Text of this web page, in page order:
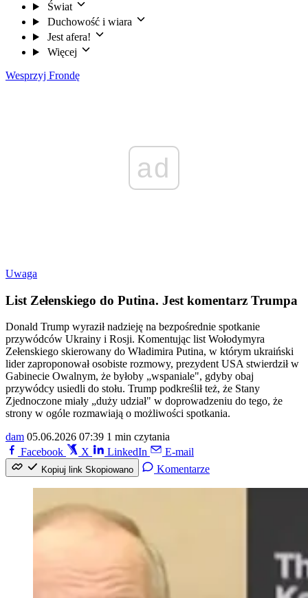
Świat
Duchowość i wiara
Jest afera!
Więcej
Wesprzyj Frondę
ad
Uwaga
List Zełenskiego do Putina. Jest komentarz Trumpa
Donald Trump wyraził nadzieję na bezpośrednie spotkanie
przywódców Ukrainy i Rosji. Komentując list Wołodymyra
Zełenskiego skierowany do Władimira Putina, w którym ukraiński
lider zaproponował osobiste rozmowy, prezydent USA stwierdził w
Gabinecie Owalnym, że byłoby „wspaniale", gdyby obaj
przywódcy usiedli do stołu. Trump podkreślił też, że Stany
Zjednoczone miały „duży udział" w doprowadzeniu do tego, że
strony w ogóle rozmawiają o możliwości spotkania.
dam 05.06.2026 07:39 1 min czytania
Facebook
X LinkedIn E-mail
Kopiuj link Skopiowano Komentarze